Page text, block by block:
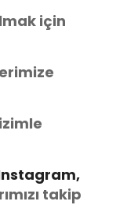
için
takip